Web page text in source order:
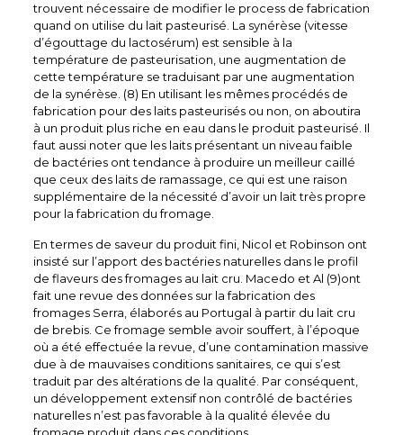
trouvent nécessaire de modifier le process de fabrication
quand on utilise du lait pasteurisé. La synérèse (vitesse
d’égouttage du lactosérum) est sensible à la
température de pasteurisation, une augmentation de
cette température se traduisant par une augmentation
de la synérèse. (8) En utilisant les mêmes procédés de
fabrication pour des laits pasteurisés ou non, on aboutira
à un produit plus riche en eau dans le produit pasteurisé. Il
faut aussi noter que les laits présentant un niveau faible
de bactéries ont tendance à produire un meilleur caillé
que ceux des laits de ramassage, ce qui est une raison
supplémentaire de la nécessité d’avoir un lait très propre
pour la fabrication du fromage.
En termes de saveur du produit fini, Nicol et Robinson ont
insisté sur l’apport des bactéries naturelles dans le profil
de flaveurs des fromages au lait cru. Macedo et Al (9)ont
fait une revue des données sur la fabrication des
fromages Serra, élaborés au Portugal à partir du lait cru
de brebis. Ce fromage semble avoir souffert, à l’époque
où a été effectuée la revue, d’une contamination massive
due à de mauvaises conditions sanitaires, ce qui s’est
traduit par des altérations de la qualité. Par conséquent,
un développement extensif non contrôlé de bactéries
naturelles n’est pas favorable à la qualité élevée du